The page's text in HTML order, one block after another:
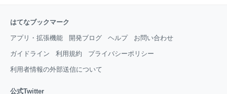
はてなブックマーク
アプリ・拡張機能 開発ブログ ヘルプ お問い合わせ
ガイドライン 利用規約 プライバシーポリシー
利用者情報の外部送信について
公式Twitter